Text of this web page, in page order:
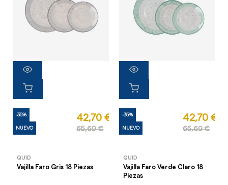
-35%
NUEVO
42,70 €
65,69 €
QUID
Vajilla Faro Gris 18 Piezas
-35%
NUEVO
42,70 €
65,69 €
QUID
Vajilla Faro Verde Claro 18
Piezas